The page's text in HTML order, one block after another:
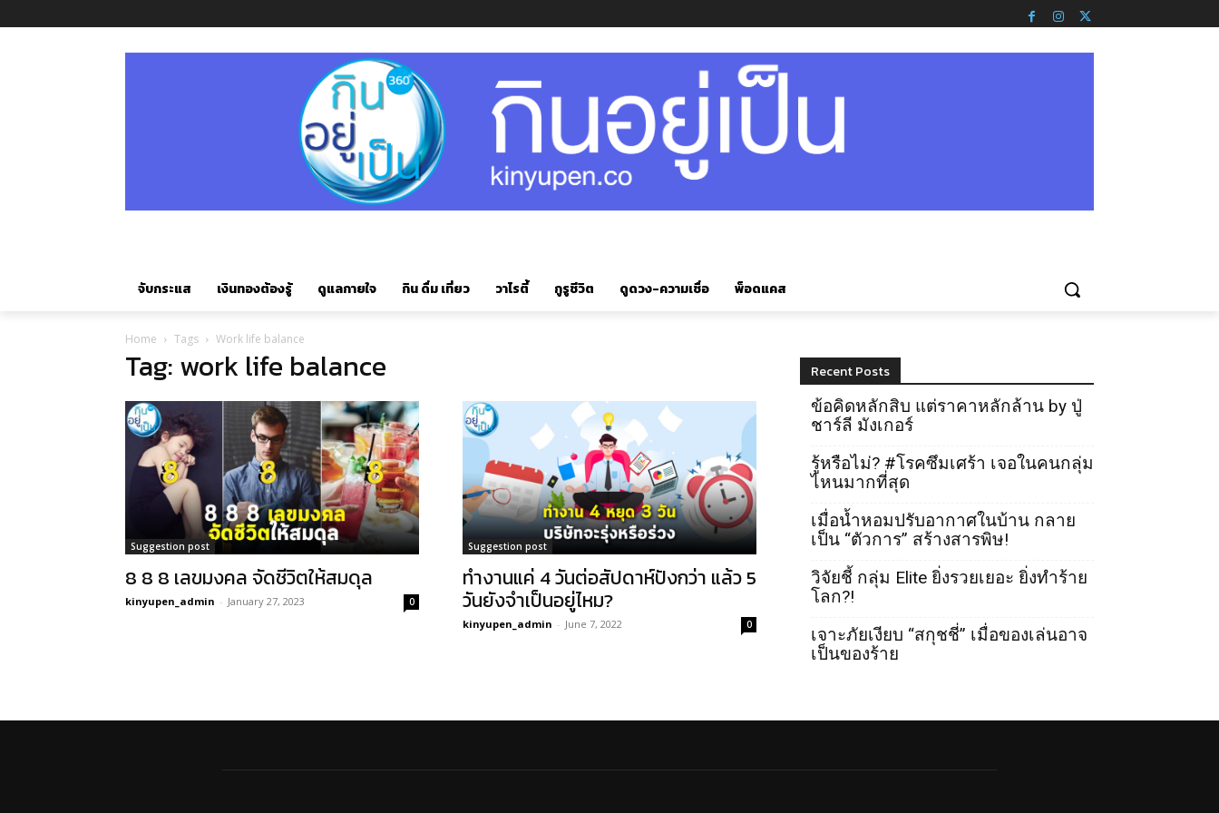
จับกระแส เงินทองต้องรู้ ดูแลกายใจ กิน ดื่ม เที่ยว วาไรตี้ กูรูชีวิต ดูดวง-ความเชื่อ พ็อดแคส
Home Tags Work life balance
Tag: work life balance
Suggestion post
8 8 8 เลขมงคล จัดชีวิตให้สมดุล
kinyupen_admin - January 27, 2023 0
Suggestion post
ทำงานแค่ 4 วันต่อสัปดาห์ปังกว่า แล้ว 5
วันยังจำเป็นอยู่ไหม?
kinyupen_admin - June 7, 2022 0
Recent Posts
ข้อคิดหลักสิบ แต่ราคาหลักล้าน by ปู่
ชาร์ลี มังเกอร์
รู้หรือไม่? #โรคซึมเศร้า เจอในคนกลุ่ม
ไหนมากที่สุด
เมื่อน้ำหอมปรับอากาศในบ้าน กลาย
เป็น “ตัวการ” สร้างสารพิษ!
วิจัยชี้ กลุ่ม Elite ยิ่งรวยเยอะ ยิ่งทำร้าย
โลก?!
เจาะภัยเงียบ “สกุชชี่” เมื่อของเล่นอาจ
เป็นของร้าย